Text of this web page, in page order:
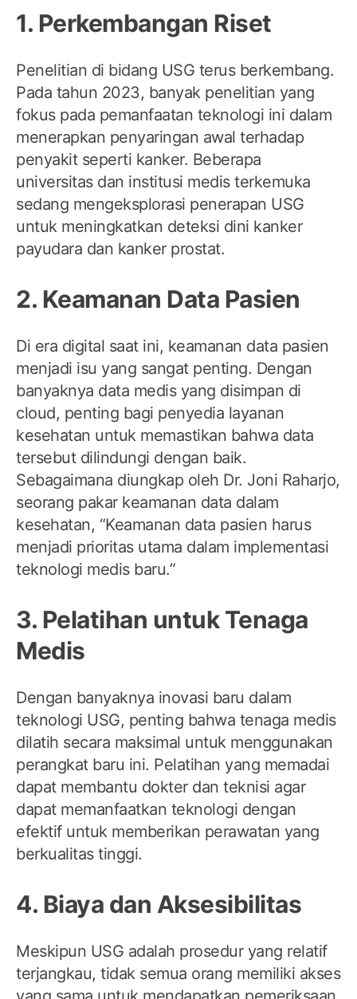
1. Perkembangan Riset
Penelitian di bidang USG terus berkembang.
Pada tahun 2023, banyak penelitian yang
fokus pada pemanfaatan teknologi ini dalam
menerapkan penyaringan awal terhadap
penyakit seperti kanker. Beberapa
universitas dan institusi medis terkemuka
sedang mengeksplorasi penerapan USG
untuk meningkatkan deteksi dini kanker
payudara dan kanker prostat.
2. Keamanan Data Pasien
Di era digital saat ini, keamanan data pasien
menjadi isu yang sangat penting. Dengan
banyaknya data medis yang disimpan di
cloud, penting bagi penyedia layanan
kesehatan untuk memastikan bahwa data
tersebut dilindungi dengan baik.
Sebagaimana diungkap oleh Dr. Joni Raharjo,
seorang pakar keamanan data dalam
kesehatan, “Keamanan data pasien harus
menjadi prioritas utama dalam implementasi
teknologi medis baru.”
3. Pelatihan untuk Tenaga
Medis
Dengan banyaknya inovasi baru dalam
teknologi USG, penting bahwa tenaga medis
dilatih secara maksimal untuk menggunakan
perangkat baru ini. Pelatihan yang memadai
dapat membantu dokter dan teknisi agar
dapat memanfaatkan teknologi dengan
efektif untuk memberikan perawatan yang
berkualitas tinggi.
4. Biaya dan Aksesibilitas
Meskipun USG adalah prosedur yang relatif
terjangkau, tidak semua orang memiliki akses